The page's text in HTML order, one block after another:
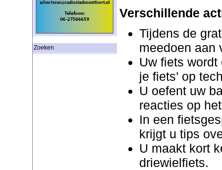
Zoeken
Verschillende
Tijdens de
meedoen aan
Uw fiets wordt
je fiets’ op
U oefent uw
reacties op
In een
krijgt u tips
U maakt kort
driewielfiets.